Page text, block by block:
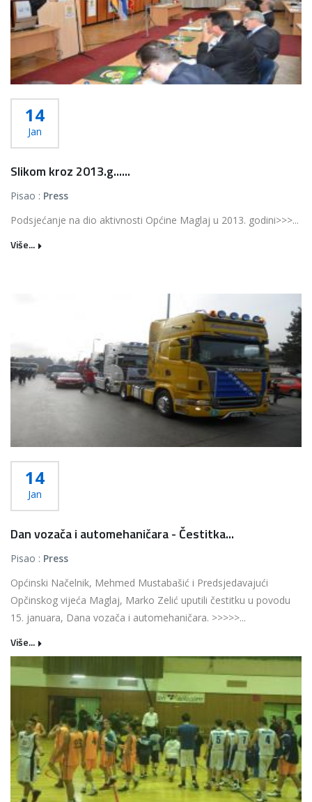
14
Jan
Slikom kroz 2013.g......
Pisao : Press
Podsjećanje na dio aktivnosti Općine Maglaj u 2013. godini>>>...
Više...
14
Jan
Dan vozača i automehaničara - Čestitka...
Pisao : Press
Općinski Načelnik, Mehmed Mustabašić i Predsjedavajući
Opčinskog vijeća Maglaj, Marko Zelić uputili čestitku u povodu
15. januara, Dana vozača i automehaničara. >>>>>...
Više...